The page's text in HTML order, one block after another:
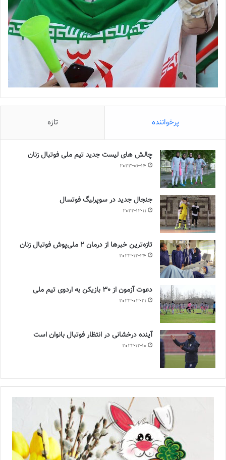
پرخواننده تازه
چالش هاى ليست جدید تيم ملى فوتبال زنان
2023-06-14
جنجال جدید در سوپرلیگ فوتسال
2022-12-11
تازه‌ترین خبرها از درمان ۲ ملی‌پوش فوتبال زنان
2023-12-24
دعوت آزمون از 30 بازیکن به اردوی تیم ملی
2023-03-21
آینده درخشانی در انتظار فوتبال بانوان است
2022-12-10